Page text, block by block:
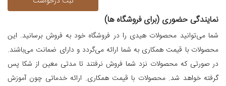
نمایندگی حضوری (برای فروشگاه ها)
شما می‌توانید محصولات هیدی را در فروشگاه خود به فروش برسانید. این
محصولات با قیمت همکاری به شما ارائه می‌گردد و دارای ضمانت می‌باشند.
در صورتی که محصولات نزد شما فروش نرفتند تا مدتی معین از شکا پس
گرفته خواهد شد. محصولات با قیمت همکاری. ارائه خدماتی چون آموزش